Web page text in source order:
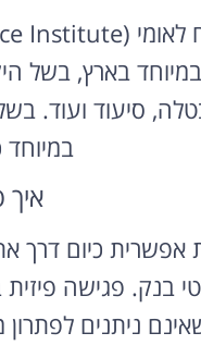
בארץ, בשל
סיעוד ועוד.
איך
כיום דרך
בנק. פגישה
שאינם ניתנים